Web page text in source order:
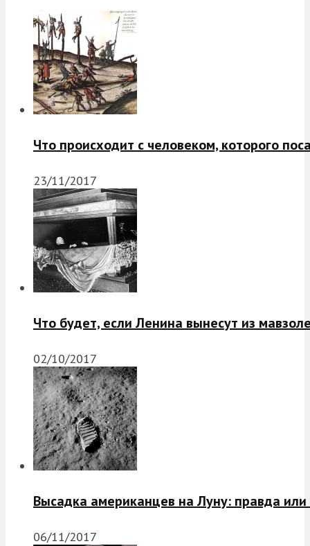
Что происходит с человеком, которого
23/11/2017
Что будет, если Ленина вынесут из
02/10/2017
Высадка американцев на Луну: правда
06/11/2017